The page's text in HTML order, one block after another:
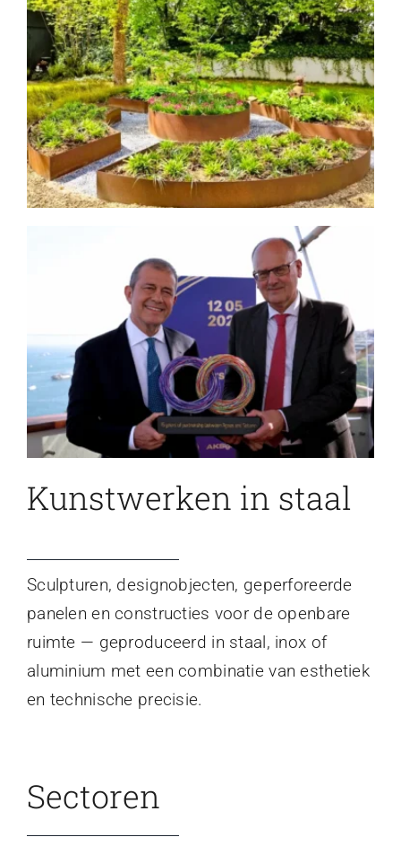
Kunstwerken in staal
Sculpturen, designobjecten, geperforeerde
panelen en constructies voor de openbare
ruimte — geproduceerd in staal, inox of
aluminium met een combinatie van esthetiek
en technische precisie.
Sectoren